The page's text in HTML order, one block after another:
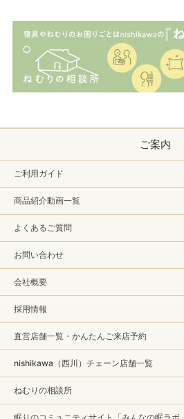
ご案内
ご利用ガイド
商品紹介動画一覧
よくあるご質問
お問い合わせ
会社概要
採用情報
直営店舗一覧・かんたんご来店予約
nishikawa（西川）チェーン店舗一覧
ねむりの相談所